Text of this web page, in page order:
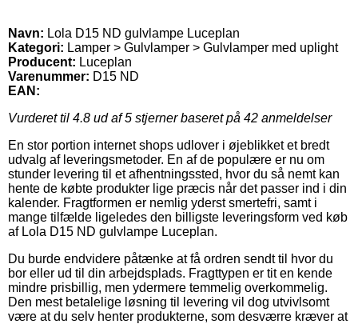
Navn: Lola D15 ND gulvlampe Luceplan
Kategori: Lamper > Gulvlamper > Gulvlamper med uplight
Producent: Luceplan
Varenummer: D15 ND
EAN:
Vurderet til 4.8 ud af 5 stjerner baseret på 42 anmeldelser
En stor portion internet shops udlover i øjeblikket et bredt
udvalg af leveringsmetoder. En af de populære er nu om
stunder levering til et afhentningssted, hvor du så nemt kan
hente de købte produkter lige præcis når det passer ind i din
kalender. Fragtformen er nemlig yderst smertefri, samt i
mange tilfælde ligeledes den billigste leveringsform ved køb
af Lola D15 ND gulvlampe Luceplan.
Du burde endvidere påtænke at få ordren sendt til hvor du
bor eller ud til din arbejdsplads. Fragttypen er tit en kende
mindre prisbillig, men ydermere temmelig overkommelig.
Den mest betalelige løsning til levering vil dog utvivlsomt
være at du selv henter produkterne, som desværre kræver at